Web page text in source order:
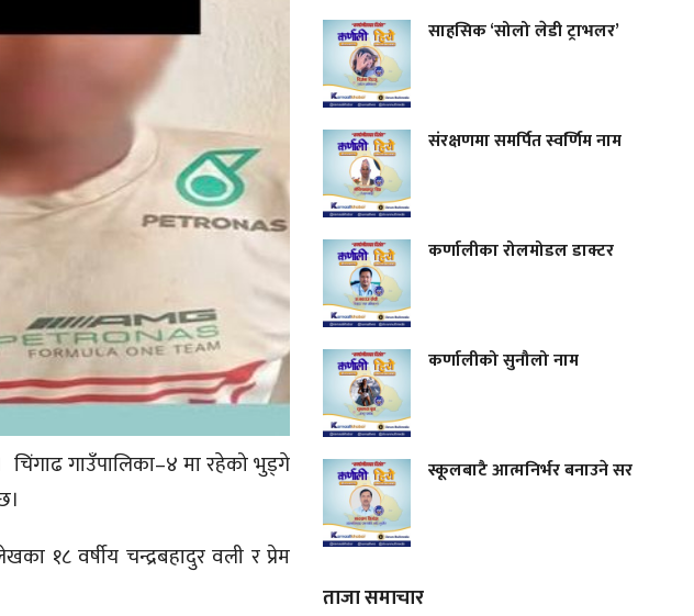
गाउँपालिका–४ मा रहेको भुड्गे
१८ वर्षीय चन्द्रबहादुर वली र प्रेम
साहसिक ‘सोलो लेडी ट्राभलर’
संरक्षणमा समर्पित स्वर्णिम नाम
कर्णालीका रोलमोडल डाक्टर
कर्णालीको सुनौलो नाम
स्कूलबाटै आत्मनिर्भर बनाउने सर
ताजा समाचार